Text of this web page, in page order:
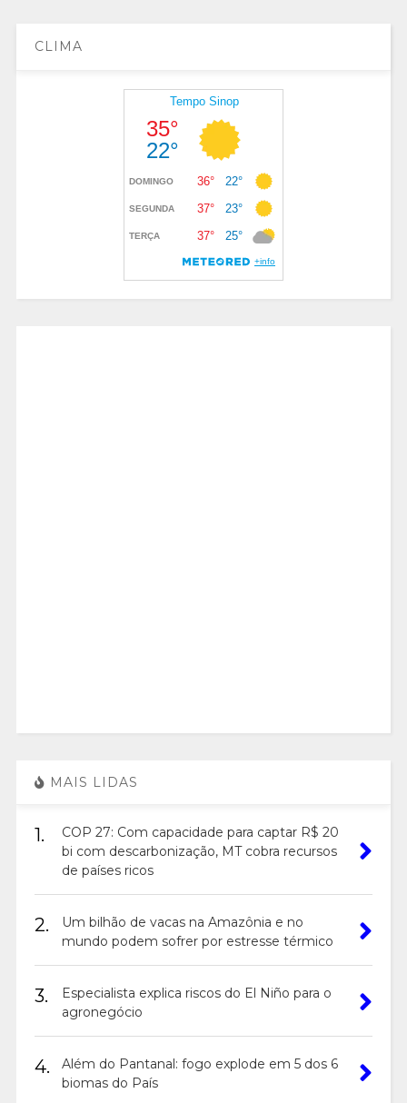
CLIMA
MAIS LIDAS
1.
COP 27: Com capacidade para captar R$ 20
bi com descarbonização, MT cobra recursos
de países ricos
2.
Um bilhão de vacas na Amazônia e no
mundo podem sofrer por estresse térmico
3.
Especialista explica riscos do El Niño para o
agronegócio
4.
Além do Pantanal: fogo explode em 5 dos 6
biomas do País